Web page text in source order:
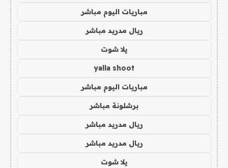
مباريات اليوم مباشر
ريال مدريد مباشر
يلا شوت
yalla shoot
مباريات اليوم مباشر
برشلونة مباشر
ريال مدريد مباشر
ريال مدريد مباشر
يلا شوت